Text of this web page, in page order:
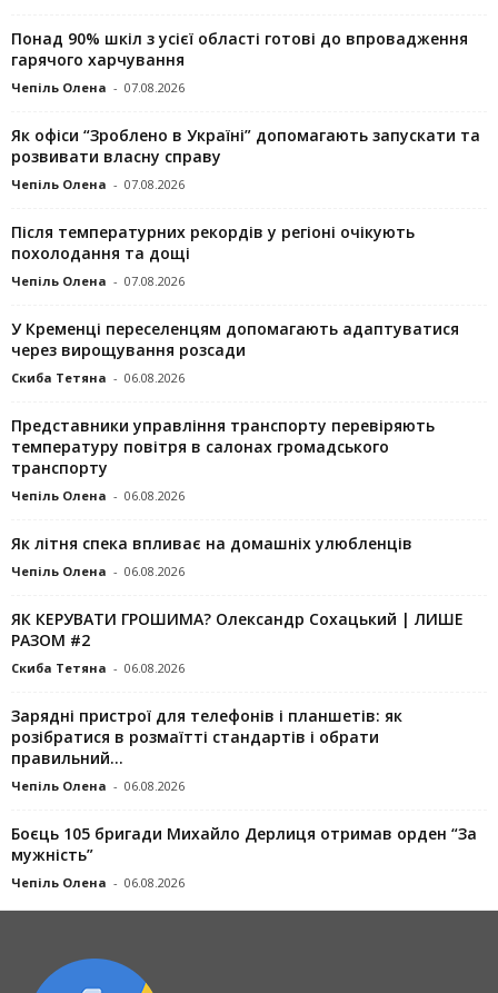
Понад 90% шкіл з усієї області готові до впровадження
гарячого харчування
Чепіль Олена - 07.08.2026
Як офіси “Зроблено в Україні” допомагають запускaти та
розвивати власну справу
Чепіль Олена - 07.08.2026
Після температурних рекордів у регіоні очікують
похолодання та дощі
Чепіль Олена - 07.08.2026
У Кременці переселенцям допомагають адаптуватися
через вирощування розсади
Скиба Тетяна - 06.08.2026
Представники управління транспорту перевіряють
температуру повітря в салонах громадського
транспорту
Чепіль Олена - 06.08.2026
Як літня спека впливає на домашніх улюбленців
Чепіль Олена - 06.08.2026
ЯК КЕРУВАТИ ГРОШИМА? Олександр Сохацький | ЛИШЕ
РАЗОМ #2
Скиба Тетяна - 06.08.2026
Зарядні пристрої для телефонів і планшетів: як
розібратися в розмаїтті стандартів і обрати
правильний...
Чепіль Олена - 06.08.2026
Боєць 105 бригади Михайло Дерлиця отримав орден “За
мужність”
Чепіль Олена - 06.08.2026